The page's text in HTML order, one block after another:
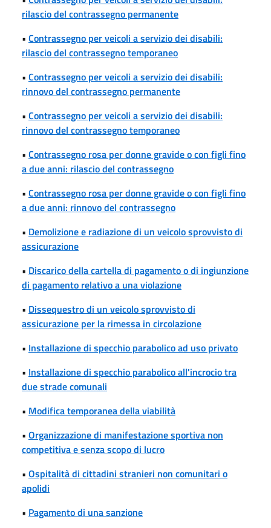
rilascio del contrassegno permanente
• Contrassegno per veicoli a servizio dei disabili:
rilascio del contrassegno temporaneo
• Contrassegno per veicoli a servizio dei disabili:
rinnovo del contrassegno permanente
• Contrassegno per veicoli a servizio dei disabili:
rinnovo del contrassegno temporaneo
• Contrassegno rosa per donne gravide o con figli fino
a due anni: rilascio del contrassegno
• Contrassegno rosa per donne gravide o con figli fino
a due anni: rinnovo del contrassegno
• Demolizione e radiazione di un veicolo sprovvisto di
assicurazione
• Discarico della cartella di pagamento o di ingiunzione
di pagamento relativo a una violazione
• Dissequestro di un veicolo sprovvisto di
assicurazione per la rimessa in circolazione
• Installazione di specchio parabolico ad uso privato
• Installazione di specchio parabolico all'incrocio tra
due strade comunali
• Modifica temporanea della viabilità
• Organizzazione di manifestazione sportiva non
competitiva e senza scopo di lucro
• Ospitalità di cittadini stranieri non comunitari o
apolidi
• Pagamento di una sanzione